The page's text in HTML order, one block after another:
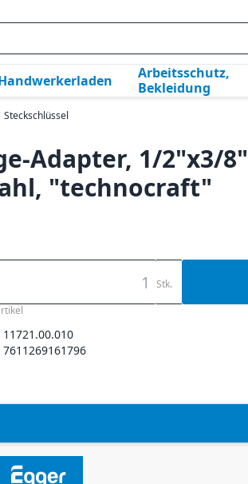
Arbeitsschutz,
Bekleidung
Steckschlüssel
Adapter, 1/2"x3/8"
"technocraft"
Stk.
11721.00.010
7611269161796